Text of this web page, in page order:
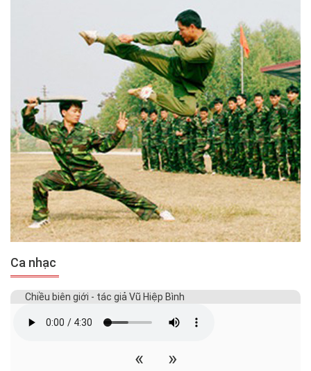
Ca nhạc
Chiều biên giới - tác giả Vũ Hiệp Bình
« »